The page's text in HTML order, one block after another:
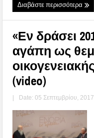
Διαβάστε περισσότερα
«Εν δράσει
αγάπη ως
(video)
| Date: 05 Σεπτεμβρίου, 2017